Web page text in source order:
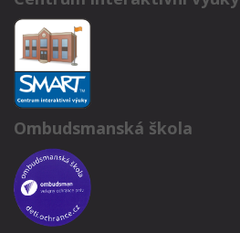
Ombudsmanská škola